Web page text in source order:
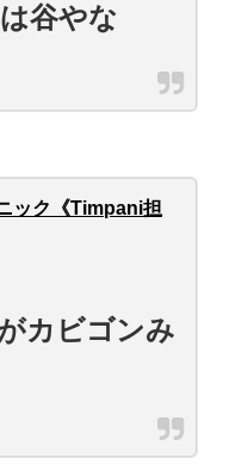
谷やな
ック《Timpani担
カビゴンみ